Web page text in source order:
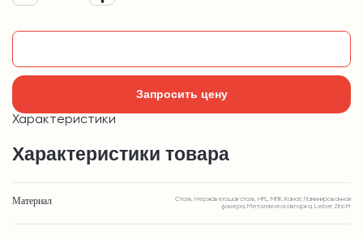
Запросить цену
Характеристики
Характеристики товара
Материал
Сталь, Нержавеющая сталь, HPL, МПК, Канат, Ламинированная
фанера, Металлическая горка, Leber Zinc Pr